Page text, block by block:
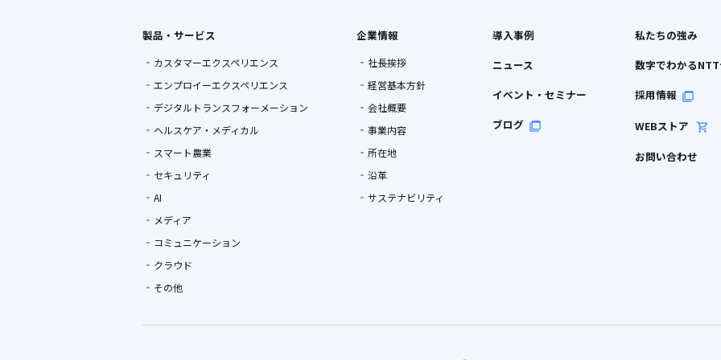
製品・サービス
カスタマーエクスペリエンス
エンプロイーエクスペリエンス
デジタルトランスフォーメーション
ヘルスケア・メディカル
スマート農業
セキュリティ
AI
メディア
コミュニケーション
クラウド
その他
企業情報
社長挨拶
経営基本方針
会社概要
事業内容
所在地
沿革
サステナビリティ
導入事例
ニュース
イベント・セミナー
ブログ
私たちの強み
数字でわかる
採用情報
WEBストア
お問い合わせ